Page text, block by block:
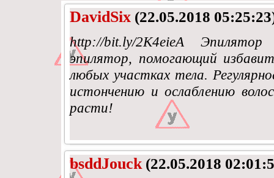
DavidSix (22.05.2018
http://bit.ly/2K4eieA
эпилятор, помогающий
любых участках тела.
истончению и ослаблению
расти!
bsddJouck (22.05.2018